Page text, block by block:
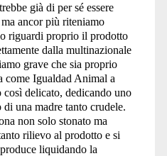
già di per sé essere
ancor più riteniamo
riguardi proprio il prodotto
dalla multinazionale
grave che sia proprio
come Igualdad Animal a
delicato, dedicando uno
una madre tanto crudele.
non solo stonato ma
rilievo al prodotto e si
liquidando la